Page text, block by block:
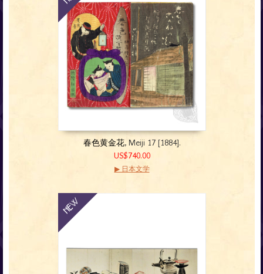
春色黄金花, Meiji 17 [1884].
US$740.00
▶ 日本文学